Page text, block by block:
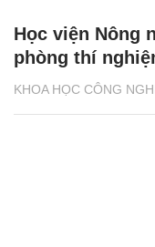
KHOA HỌC CÔNG
Học viện Nông
phòng thí